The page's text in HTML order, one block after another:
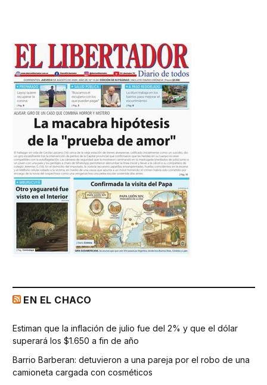
EN EL CHACO
Estiman que la inflación de julio fue del 2% y que el dólar
superará los $1.650 a fin de año
Barrio Barberan: detuvieron a una pareja por el robo de una
camioneta cargada con cosméticos